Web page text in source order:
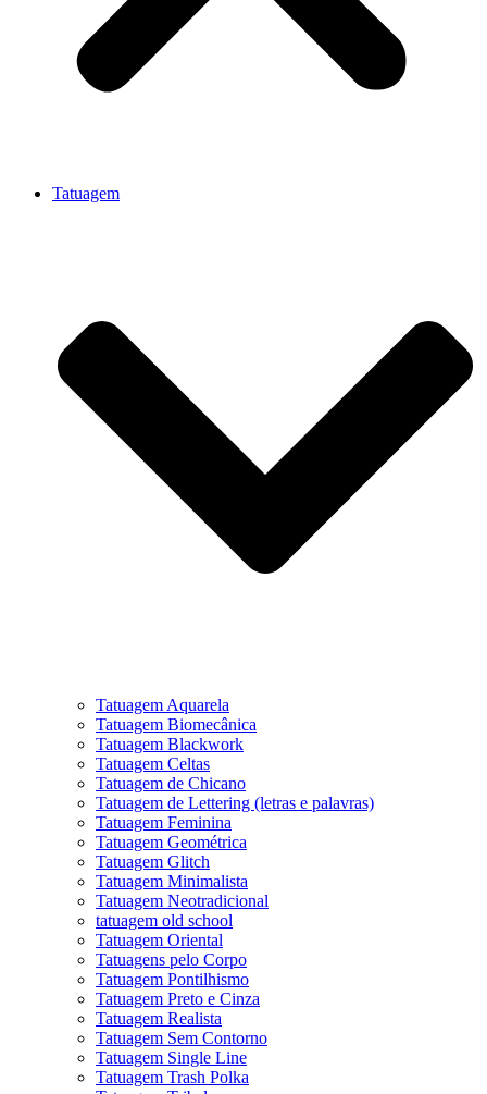
Tatuagem
Tatuagem Aquarela
Tatuagem Biomecânica
Tatuagem Blackwork
Tatuagem Celtas
Tatuagem de Chicano
Tatuagem de Lettering (letras e palavras)
Tatuagem Feminina
Tatuagem Geométrica
Tatuagem Glitch
Tatuagem Minimalista
Tatuagem Neotradicional
tatuagem old school
Tatuagem Oriental
Tatuagens pelo Corpo
Tatuagem Pontilhismo
Tatuagem Preto e Cinza
Tatuagem Realista
Tatuagem Sem Contorno
Tatuagem Single Line
Tatuagem Trash Polka